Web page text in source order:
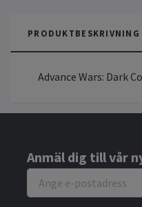
PRODUKTBESKRIVNING
Advance Wars: Dark
Anmäl dig till vår